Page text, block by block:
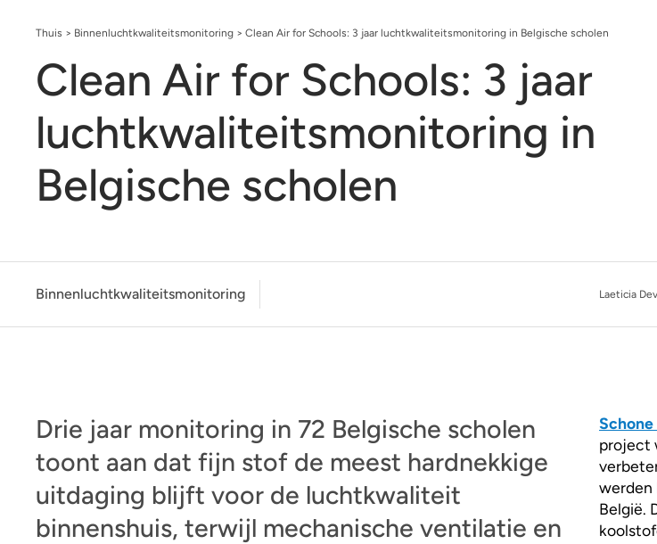
Thuis > Binnenluchtkwaliteitsmonitoring > Clean Air for Schools: 3 jaar luchtkwaliteitsmonitoring in Belgische scholen
Clean Air for Schools: 3 jaar
luchtkwaliteitsmonitoring in
Belgische scholen
Binnenluchtkwaliteitsmonitoring Laeticia
Drie jaar monitoring in 72 Belgische scholen
toont aan dat fijn stof de meest hardnekkige
uitdaging blijft voor de luchtkwaliteit
binnenshuis, terwijl mechanische ventilatie en
project
werden
België.